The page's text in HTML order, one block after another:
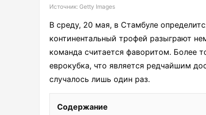
Источник: Getty Images
В среду, 20 мая, в Стамбуле
континентальный трофей разыграют
команда считается фаворитом. Более
еврокубка, что является редчайшим
случалось лишь один раз.
Содержание